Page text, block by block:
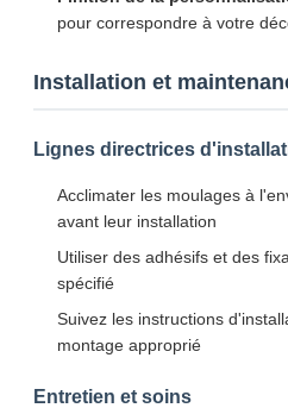
pour correspondre à votre
Installation et
Lignes directrices
Acclimater les moulages à
avant leur installation
Utiliser des adhésifs et des
spécifié
Suivez les instructions
montage approprié
Entretien et soins